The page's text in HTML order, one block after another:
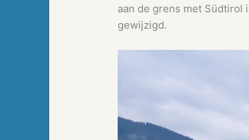
aan de grens met Südtirol
gewijzigd.